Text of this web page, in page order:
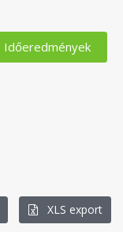
Időeredmények
XLS export